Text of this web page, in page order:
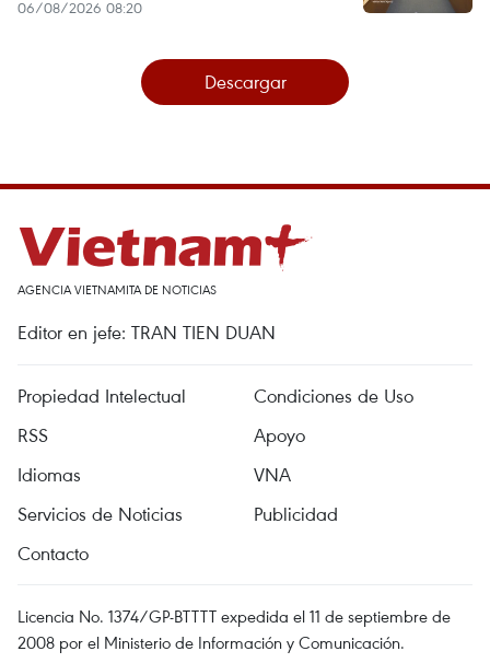
06/08/2026 08:20
Descargar
AGENCIA VIETNAMITA DE NOTICIAS
Editor en jefe: TRAN TIEN DUAN
Propiedad Intelectual
Condiciones de Uso
RSS
Apoyo
Idiomas
VNA
Servicios de Noticias
Publicidad
Contacto
Licencia No. 1374/GP-BTTTT expedida el 11 de septiembre de
2008 por el Ministerio de Información y Comunicación.